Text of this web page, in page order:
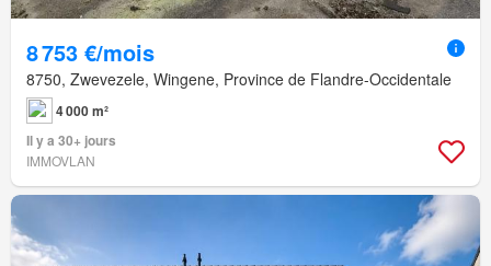
8 753 €/mois
8750, Zwevezele, Wingene, Province de Flandre-Occidentale
4 000 m²
Il y a 30+ jours
IMMOVLAN